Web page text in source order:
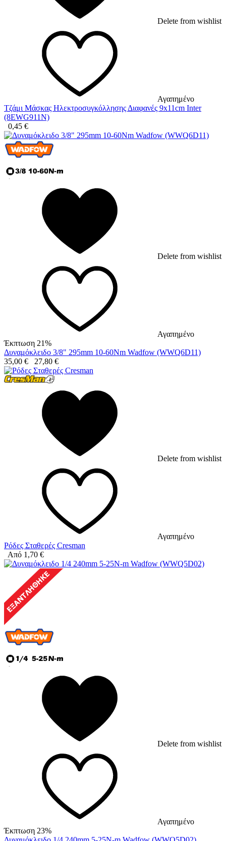
Delete from wishlist
Αγαπημένο
Τζάμι Μάσκας Ηλεκτροσυγκόλλησης Διαφανές 9x11cm Inter
(8EWG911N)
0,45 €
Delete from wishlist
Αγαπημένο
Έκπτωση 21%
Δυναμόκλειδο 3/8" 295mm 10-60Nm Wadfow (WWQ6D11)
35,00 € 27,80 €
Delete from wishlist
Αγαπημένο
Ρόδες Σταθερές Cresman
Από 1,70 €
Delete from wishlist
Αγαπημένο
Έκπτωση 23%